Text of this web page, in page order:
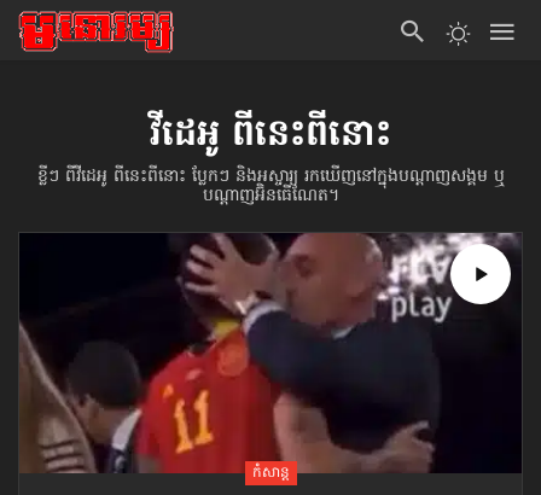
វីដេអូ ពីនេះពីនោះ
ខ្លីៗ ពីវីដេអូ ពីនេះពីនោះ ប្លែកៗ និងអស្ចារ្យ រកឃើញនៅក្នុងបណ្ដាញសង្គម ឬ
បណ្ដាញអ៊ិនធើណែត។
កំសាន្ដ